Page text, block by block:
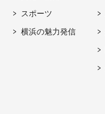
スポーツ
横浜の魅力発信